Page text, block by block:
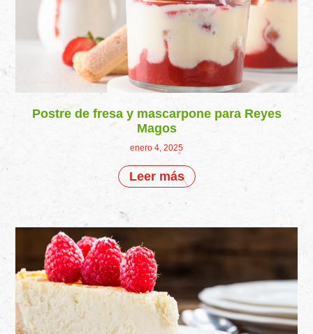
Postre de fresa y mascarpone para Reyes
Magos
enero 4, 2025
Leer más